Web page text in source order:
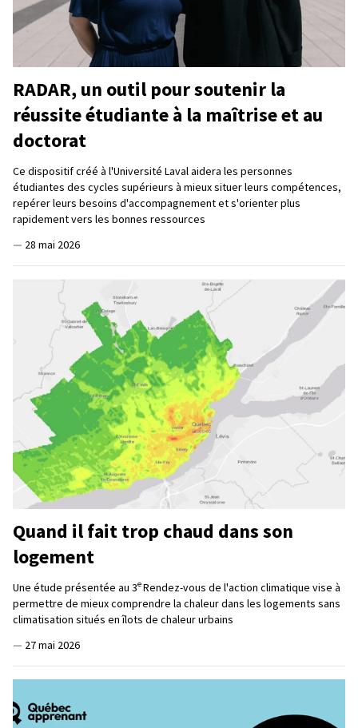
RADAR, un outil pour soutenir la
réussite étudiante à la maîtrise et au
doctorat
Ce dispositif créé à l'Université Laval aidera les personnes
étudiantes des cycles supérieurs à mieux situer leurs compétences,
repérer leurs besoins d'accompagnement et s'orienter plus
rapidement vers les bonnes ressources
— 28 mai 2026
Quand il fait trop chaud dans son
logement
Une étude présentée au 3eRendez-vous de l'action climatique vise à
permettre de mieux comprendre la chaleur dans les logements sans
climatisation situés en îlots de chaleur urbains
— 27 mai 2026